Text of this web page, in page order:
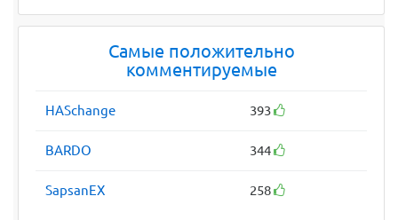
Самые положительно
комментируемые
HASchange 393
BARDO 344
SapsanEX 258